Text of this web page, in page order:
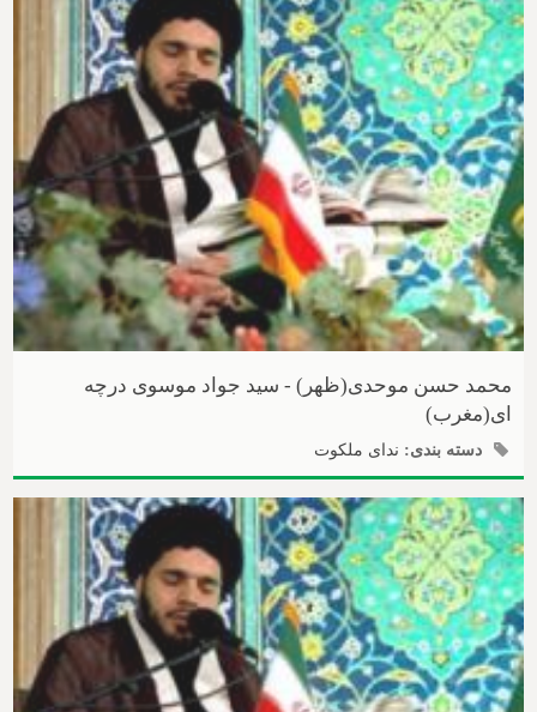
محمد حسن موحدی(ظهر) - سید جواد موسوی درچه
ای(مغرب)
دسته بندی: ندای ملکوت